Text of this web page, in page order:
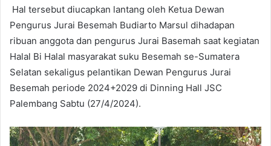
Hal tersebut diucapkan lantang oleh Ketua Dewan
Pengurus Jurai Besemah Budiarto Marsul dihadapan
ribuan anggota dan pengurus Jurai Basemah saat kegiatan
Halal Bi Halal masyarakat suku Besemah se-Sumatera
Selatan sekaligus pelantikan Dewan Pengurus Jurai
Besemah periode 2024+2029 di Dinning Hall JSC
Palembang Sabtu (27/4/2024).